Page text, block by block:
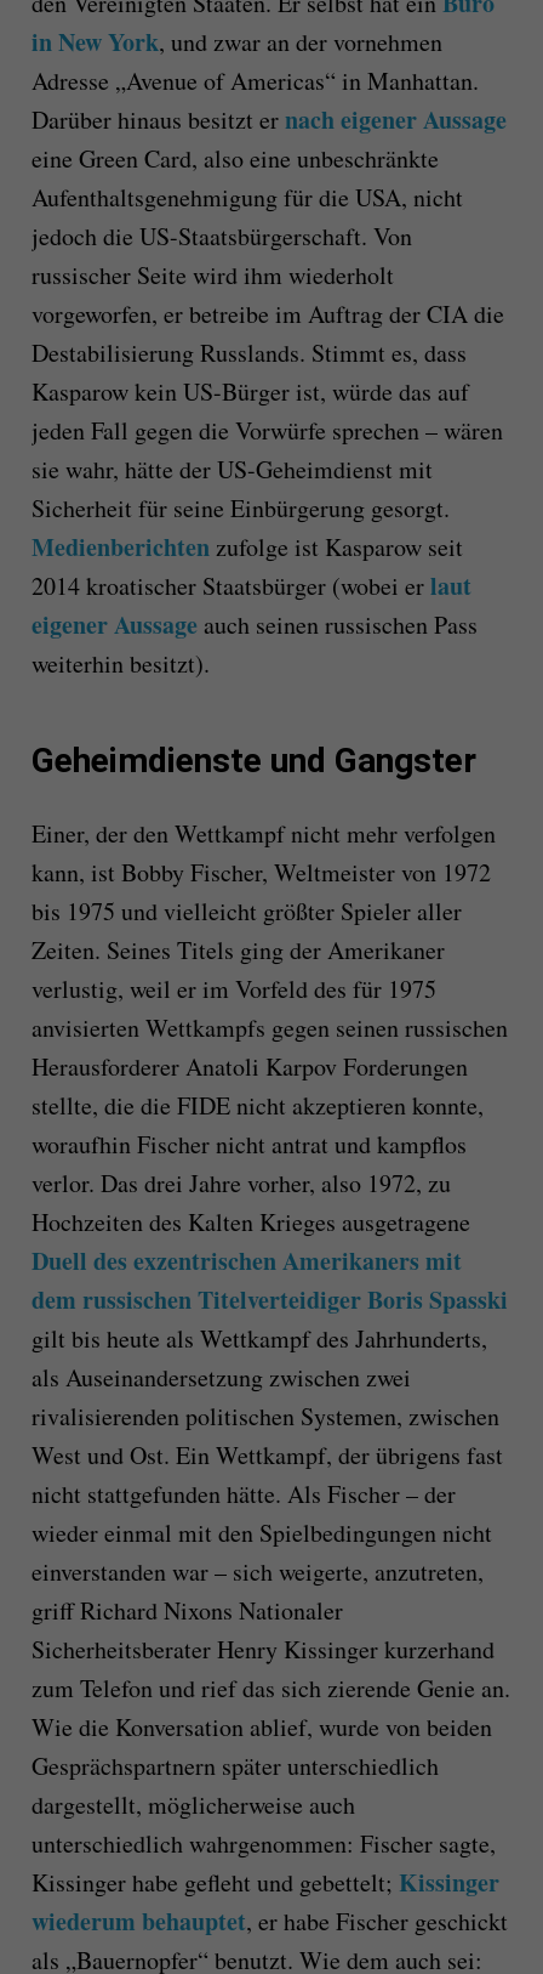
in New York, und zwar an der vornehmen
Adresse „Avenue of Americas“ in Manhattan.
Darüber hinaus besitzt ernach eigener Aussage
eine Green Card, also eine unbeschränkte
Aufenthaltsgenehmigung für die USA, nicht
jedoch die US-Staatsbürgerschaft. Von
russischer Seite wird ihm wiederholt
vorgeworfen, er betreibe im Auftrag der CIA die
Destabilisierung Russlands. Stimmt es, dass
Kasparow kein US-Bürger ist, würde das auf
jeden Fall gegen die Vorwürfe sprechen – wären
sie wahr, hätte der US-Geheimdienst mit
Sicherheit für seine Einbürgerung gesorgt.
Medienberichtenzufolge ist Kasparow seit
2014 kroatischer Staatsbürger (wobei erlaut
eigener Aussage auch seinen russischen Pass
weiterhin besitzt).
Geheimdienste und Gangster
Einer, der den Wettkampf nicht mehr verfolgen
kann, ist Bobby Fischer, Weltmeister von 1972
bis 1975 und vielleicht größter Spieler aller
Zeiten. Seines Titels ging der Amerikaner
verlustig, weil er im Vorfeld des für 1975
anvisierten Wettkampfs gegen seinen russischen
Herausforderer Anatoli Karpov Forderungen
stellte, die die FIDE nicht akzeptieren konnte,
woraufhin Fischer nicht antrat und kampflos
verlor. Das drei Jahre vorher, also 1972, zu
Hochzeiten des Kalten Krieges ausgetragene
Duell des exzentrischen Amerikaners mit
dem russischen Titelverteidiger Boris Spasski
gilt bis heute als Wettkampf des Jahrhunderts,
als Auseinandersetzung zwischen zwei
rivalisierenden politischen Systemen, zwischen
West und Ost. Ein Wettkampf, der übrigens fast
nicht stattgefunden hätte. Als Fischer – der
wieder einmal mit den Spielbedingungen nicht
einverstanden war – sich weigerte, anzutreten,
griff Richard Nixons Nationaler
Sicherheitsberater Henry Kissinger kurzerhand
zum Telefon und rief das sich zierende Genie an.
Wie die Konversation ablief, wurde von beiden
Gesprächspartnern später unterschiedlich
dargestellt, möglicherweise auch
unterschiedlich wahrgenommen: Fischer sagte,
Kissinger habe gefleht und gebettelt; Kissinger
wiederum behauptet, er habe Fischer geschickt
als „Bauernopfer“ benutzt. Wie dem auch sei: